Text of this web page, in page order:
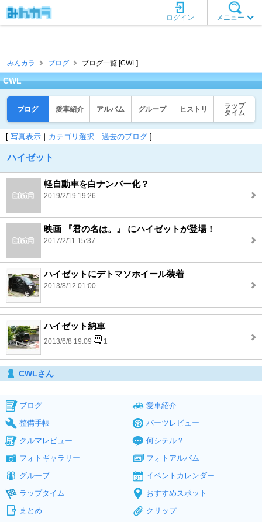
メニュー
ログイン
みんカラ ブログ ブログ一覧 [CWL]
CWL
ブログ 愛車紹介 アルバム グループ ヒストリ
ラップ
タイム
[ 写真表示 ｜ カテゴリ選択 ｜ 過去のブログ ]
ハイゼット
軽自動車を白ナンバー化？
2019/2/19 19:26
映画 『君の名は。』 にハイゼットが登場！
2017/2/11 15:37
ハイゼットにデトマソホイール装着
2013/8/12 01:00
ハイゼット納車
2013/6/8 19:09 1
CWLさん
ブログ
愛車紹介
整備手帳
パーツレビュー
クルマレビュー
何シテル？
フォトギャラリー
フォトアルバム
グループ
イベントカレンダー
ラップタイム
おすすめスポット
まとめ
クリップ